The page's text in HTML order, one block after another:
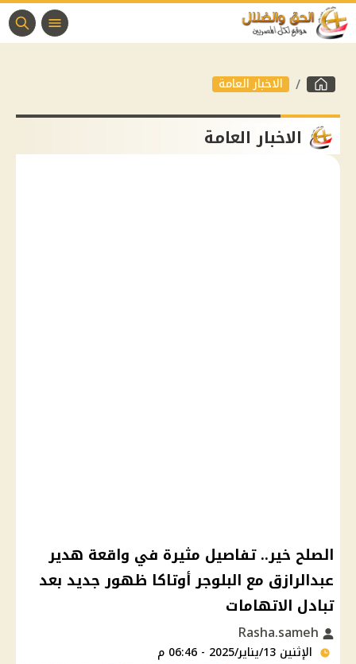
الاخبار العامة
الاخبار العامة
الصلح خير.. تفاصيل مثيرة في واقعة هدير
عبدالرازق مع البلوجر أوتاكا ظهور جديد بعد
تبادل الاتهامات
الإثنين 13/يناير/2025 - 06:46 م